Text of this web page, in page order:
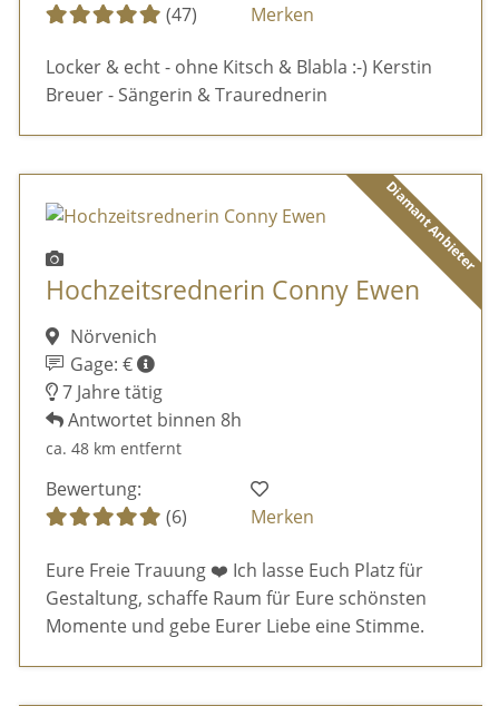
(47)
Merken
Locker & echt - ohne Kitsch & Blabla :-) Kerstin
Breuer - Sängerin & Traurednerin
Diamant Anbieter
Hochzeitsrednerin Conny Ewen
Nörvenich
Gage: €
7 Jahre tätig
Antwortet binnen 8h
ca. 48 km entfernt
Bewertung:
(6)
Merken
Eure Freie Trauung ❤️ Ich lasse Euch Platz für
Gestaltung, schaffe Raum für Eure schönsten
Momente und gebe Eurer Liebe eine Stimme.